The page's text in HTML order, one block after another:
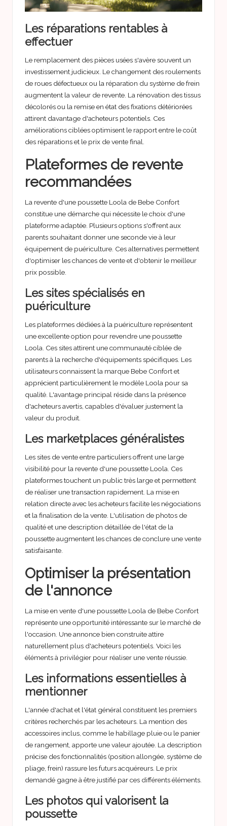
Les réparations rentables à
effectuer
Le remplacement des pièces usées s'avère souvent un
investissement judicieux. Le changement des roulements
de roues défectueux ou la réparation du système de frein
augmentent la valeur de revente. La rénovation des tissus
décolorés ou la remise en état des fixations détériorées
attirent davantage d'acheteurs potentiels. Ces
améliorations ciblées optimisent le rapport entre le coût
des réparations et le prix de vente final.
Plateformes de revente
recommandées
La revente d'une poussette Loola de Bebe Confort
constitue une démarche qui nécessite le choix d'une
plateforme adaptée. Plusieurs options s'offrent aux
parents souhaitant donner une seconde vie à leur
équipement de puériculture. Ces alternatives permettent
d'optimiser les chances de vente et d'obtenir le meilleur
prix possible.
Les sites spécialisés en
puériculture
Les plateformes dédiées à la puériculture représentent
une excellente option pour revendre une poussette
Loola. Ces sites attirent une communauté ciblée de
parents à la recherche d'équipements spécifiques. Les
utilisateurs connaissent la marque Bebe Confort et
apprécient particulièrement le modèle Loola pour sa
qualité. L'avantage principal réside dans la présence
d'acheteurs avertis, capables d'évaluer justement la
valeur du produit.
Les marketplaces généralistes
Les sites de vente entre particuliers offrent une large
visibilité pour la revente d'une poussette Loola. Ces
plateformes touchent un public très large et permettent
de réaliser une transaction rapidement. La mise en
relation directe avec les acheteurs facilite les négociations
et la finalisation de la vente. L'utilisation de photos de
qualité et une description détaillée de l'état de la
poussette augmentent les chances de conclure une vente
satisfaisante.
Optimiser la présentation
de l'annonce
La mise en vente d'une poussette Loola de Bebe Confort
représente une opportunité intéressante sur le marché de
l'occasion. Une annonce bien construite attire
naturellement plus d'acheteurs potentiels. Voici les
éléments à privilégier pour réaliser une vente réussie.
Les informations essentielles à
mentionner
L'année d'achat et l'état général constituent les premiers
critères recherchés par les acheteurs. La mention des
accessoires inclus, comme le habillage pluie ou le panier
de rangement, apporte une valeur ajoutée. La description
précise des fonctionnalités (position allongée, système de
pliage, frein) rassure les futurs acquéreurs. Le prix
demandé gagne à être justifié par ces différents éléments.
Les photos qui valorisent la
poussette